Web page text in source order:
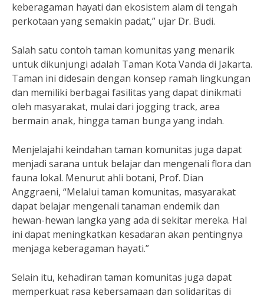
keberagaman hayati dan ekosistem alam di tengah
perkotaan yang semakin padat,” ujar Dr. Budi.
Salah satu contoh taman komunitas yang menarik
untuk dikunjungi adalah Taman Kota Vanda di Jakarta.
Taman ini didesain dengan konsep ramah lingkungan
dan memiliki berbagai fasilitas yang dapat dinikmati
oleh masyarakat, mulai dari jogging track, area
bermain anak, hingga taman bunga yang indah.
Menjelajahi keindahan taman komunitas juga dapat
menjadi sarana untuk belajar dan mengenali flora dan
fauna lokal. Menurut ahli botani, Prof. Dian
Anggraeni, “Melalui taman komunitas, masyarakat
dapat belajar mengenali tanaman endemik dan
hewan-hewan langka yang ada di sekitar mereka. Hal
ini dapat meningkatkan kesadaran akan pentingnya
menjaga keberagaman hayati.”
Selain itu, kehadiran taman komunitas juga dapat
memperkuat rasa kebersamaan dan solidaritas di